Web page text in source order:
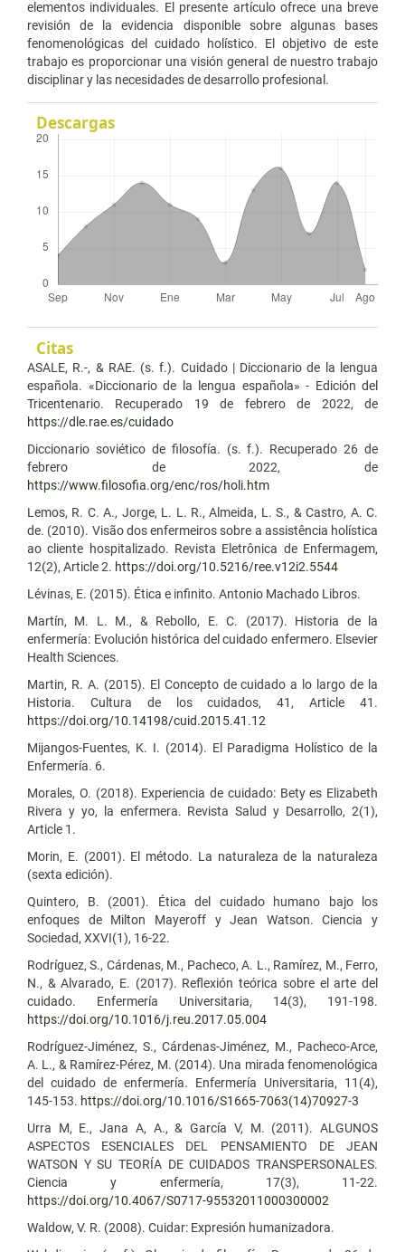
elementos individuales. El presente artículo ofrece una breve
revisión de la evidencia disponible sobre algunas bases
fenomenológicas del cuidado holístico. El objetivo de este
trabajo es proporcionar una visión general de nuestro trabajo
disciplinar y las necesidades de desarrollo profesional.
Descargas
Citas
ASALE, R.-, & RAE. (s. f.). Cuidado | Diccionario de la lengua
española. «Diccionario de la lengua española» - Edición del
Tricentenario. Recuperado 19 de febrero de 2022, de
https://dle.rae.es/cuidado
Diccionario soviético de filosofía. (s. f.). Recuperado 26 de
febrero de 2022, de
https://www.filosofia.org/enc/ros/holi.htm
Lemos, R. C. A., Jorge, L. L. R., Almeida, L. S., & Castro, A. C.
de. (2010). Visão dos enfermeiros sobre a assistência holística
ao cliente hospitalizado. Revista Eletrônica de Enfermagem,
12(2), Article 2. https://doi.org/10.5216/ree.v12i2.5544
Lévinas, E. (2015). Ética e infinito. Antonio Machado Libros.
Martín, M. L. M., & Rebollo, E. C. (2017). Historia de la
enfermería: Evolución histórica del cuidado enfermero. Elsevier
Health Sciences.
Martin, R. A. (2015). El Concepto de cuidado a lo largo de la
Historia. Cultura de los cuidados, 41, Article 41.
https://doi.org/10.14198/cuid.2015.41.12
Mijangos-Fuentes, K. I. (2014). El Paradigma Holístico de la
Enfermería. 6.
Morales, O. (2018). Experiencia de cuidado: Bety es Elizabeth
Rivera y yo, la enfermera. Revista Salud y Desarrollo, 2(1),
Article 1.
Morin, E. (2001). El método. La naturaleza de la naturaleza
(sexta edición).
Quintero, B. (2001). Ética del cuidado humano bajo los
enfoques de Milton Mayeroff y Jean Watson. Ciencia y
Sociedad, XXVI(1), 16-22.
Rodríguez, S., Cárdenas, M., Pacheco, A. L., Ramírez, M., Ferro,
N., & Alvarado, E. (2017). Reflexión teórica sobre el arte del
cuidado. Enfermería Universitaria, 14(3), 191-198.
https://doi.org/10.1016/j.reu.2017.05.004
Rodríguez-Jiménez, S., Cárdenas-Jiménez, M., Pacheco-Arce,
A. L., & Ramírez-Pérez, M. (2014). Una mirada fenomenológica
del cuidado de enfermería. Enfermería Universitaria, 11(4),
145-153. https://doi.org/10.1016/S1665-7063(14)70927-3
Urra M, E., Jana A, A., & García V, M. (2011). ALGUNOS
ASPECTOS ESENCIALES DEL PENSAMIENTO DE JEAN
WATSON Y SU TEORÍA DE CUIDADOS TRANSPERSONALES.
Ciencia y enfermería, 17(3), 11-22.
https://doi.org/10.4067/S0717-95532011000300002
Waldow, V. R. (2008). Cuidar: Expresión humanizadora.